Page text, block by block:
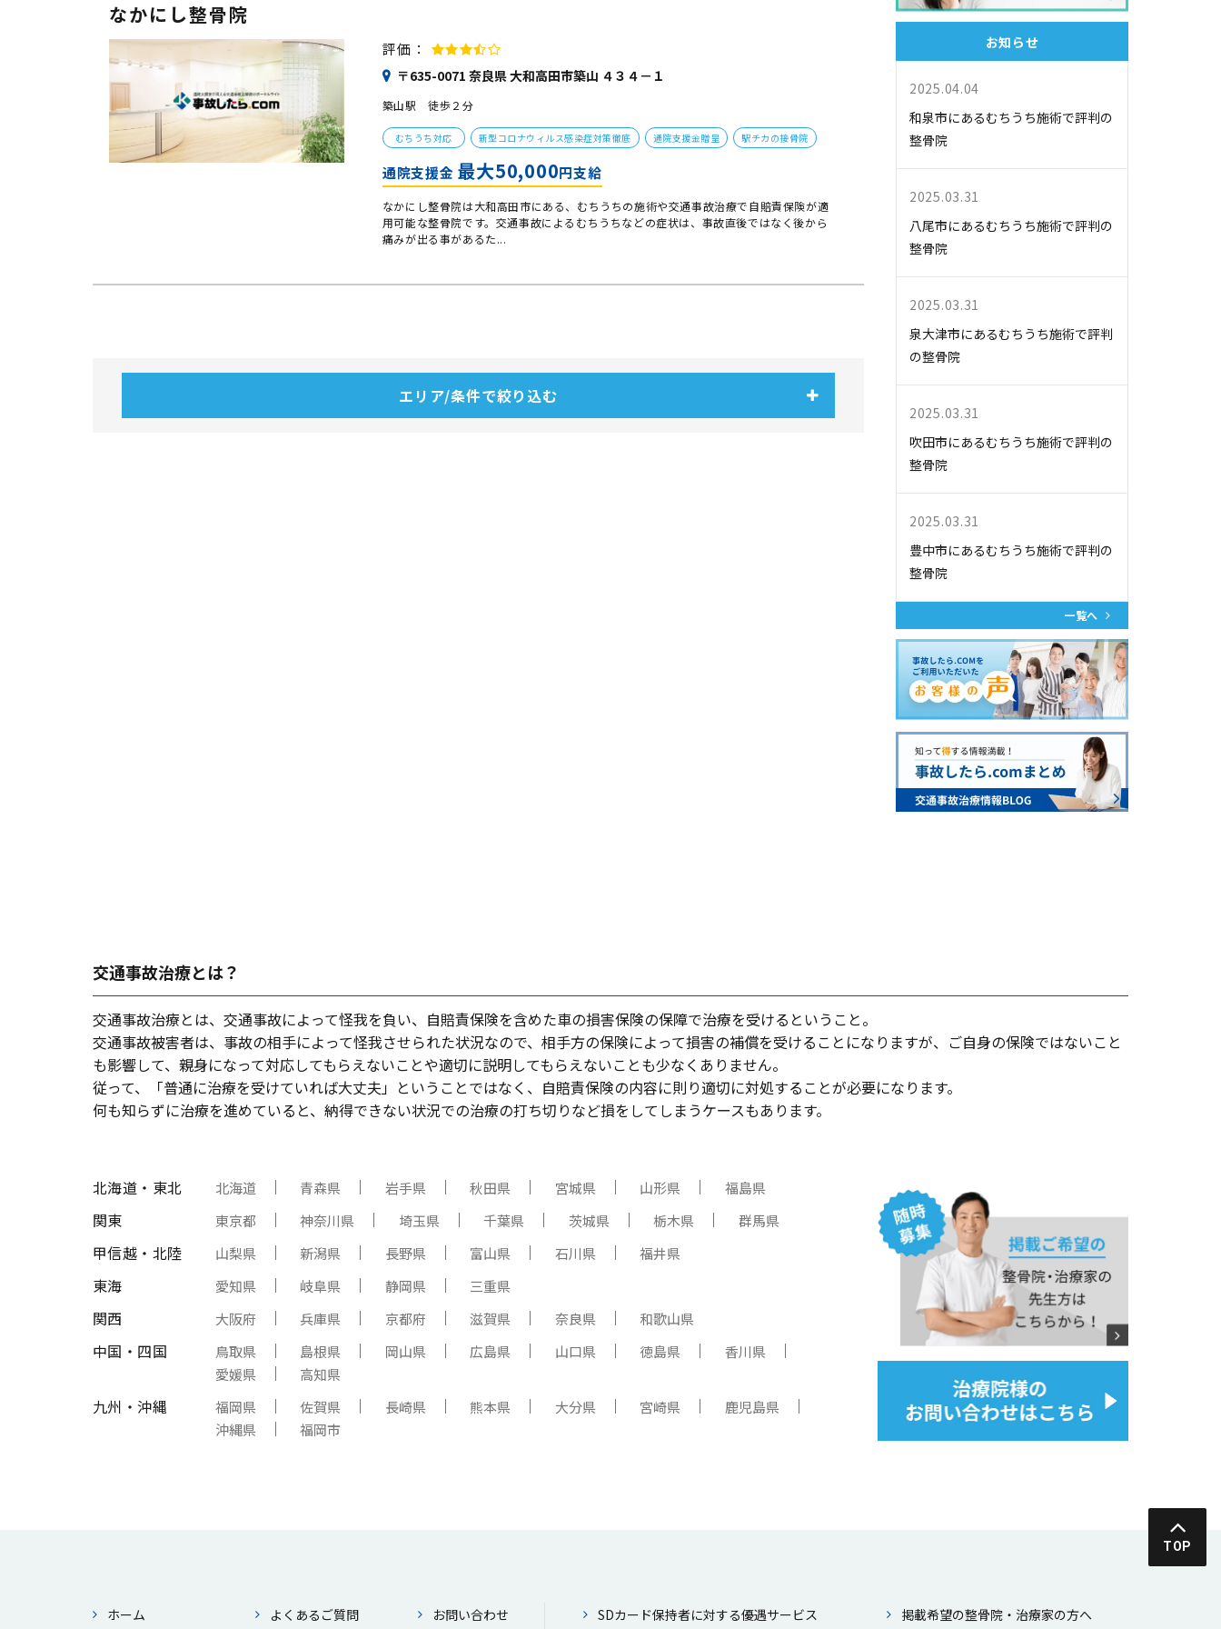
なかにし整骨院
評価：
〒635-0071 奈良県 大和高田市築山 ４３４－１
築山駅 徒歩２分
むちうち対応 新型コロナウィルス感染症対策徹底 通院支援金贈呈 駅チカの接骨院
通院支援金 最大50,000円支給
なかにし整骨院は大和高田市にある、むちうちの施術や交通事故治療で自賠責保険が適
用可能な整骨院です。交通事故によるむちうちなどの症状は、事故直後ではなく後から
痛みが出る事があるた...
エリア/条件で絞り込む
お知らせ
2025.04.04
和泉市にあるむちうち施術で評判の
整骨院
2025.03.31
八尾市にあるむちうち施術で評判の
整骨院
2025.03.31
泉大津市にあるむちうち施術で評判
の整骨院
2025.03.31
吹田市にあるむちうち施術で評判の
整骨院
2025.03.31
豊中市にあるむちうち施術で評判の
整骨院
一覧へ
交通事故治療とは？
交通事故治療とは、交通事故によって怪我を負い、⾃賠責保険を含めた⾞の損害保険の保障で治療を受けるということ。
交通事故被害者は、事故の相⼿によって怪我させられた状況なので、相⼿⽅の保険によって損害の補償を受けることになりますが、ご⾃⾝の保険ではないこと
も影響して、親⾝になって対応してもらえないことや適切に説明してもらえないことも少なくありません。
従って、「普通に治療を受けていれば⼤丈夫」ということではなく、⾃賠責保険の内容に則り適切に対処することが必要になります。
何も知らずに治療を進めていると、納得できない状況での治療の打ち切りなど損をしてしまうケースもあります。
北海道・東北 北海道 青森県 岩手県 秋田県 宮城県 山形県 福島県
関東 東京都 神奈川県 埼玉県 千葉県 茨城県 栃木県 群馬県
甲信越・北陸 山梨県 新潟県 長野県 富山県 石川県 福井県
東海 愛知県 岐阜県 静岡県 三重県
関西 大阪府 兵庫県 京都府 滋賀県 奈良県 和歌山県
中国・四国 鳥取県 島根県 岡山県 広島県 山口県 徳島県
香川県
愛媛県
高知県
九州・沖縄 福岡県 佐賀県 長崎県 熊本県 大分県 宮崎県
鹿児島県
沖縄県
福岡市
TOP
ホーム よくあるご質問 お問い合わせ SDカード保持者に対する優遇サービス 掲載希望の整⾻院・治療家の⽅へ